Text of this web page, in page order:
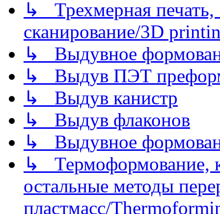
↳ Трехмерная
сканирование/3D
↳ Выдувное
↳ Выдув ПЭТ
↳ Выдув канистр
↳ Выдув флаконов
↳ Выдувное
↳ Термоформование,
остальные методы
пластмасс/